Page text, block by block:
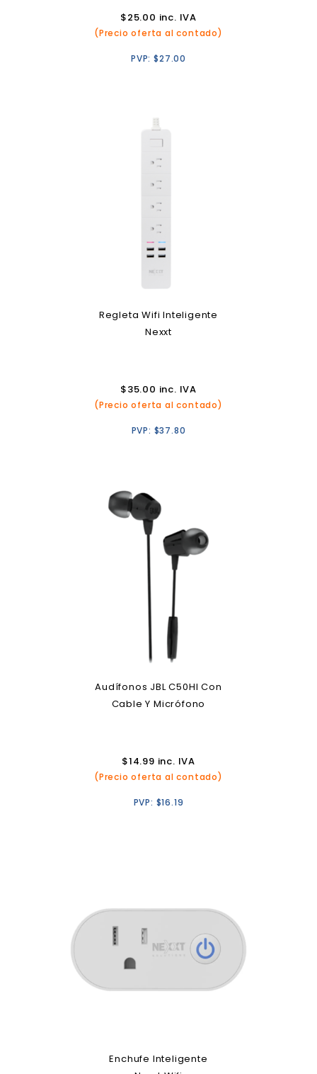
$25.00 inc. IVA
(Precio oferta al contado)
PVP:$27.00
Regleta Wifi Inteligente
Nexxt
$35.00 inc. IVA
(Precio oferta al contado)
PVP: $37.80
Audífonos JBL C50HI Con
Cable Y Micrófono
$14.99 inc. IVA
(Precio oferta al contado)
PVP: $16.19
Enchufe Inteligente